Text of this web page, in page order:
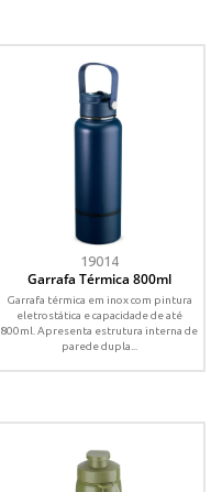
19014
Garrafa Térmica 800ml
Garrafa térmica em inox com pintura
eletrostática e capacidade de até
800ml. Apresenta estrutura interna de
parede dupla...